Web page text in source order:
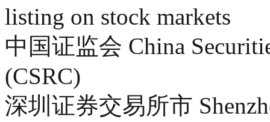
listing on stock markets
中国证监会 China
(CSRC)
深圳证券交易所市